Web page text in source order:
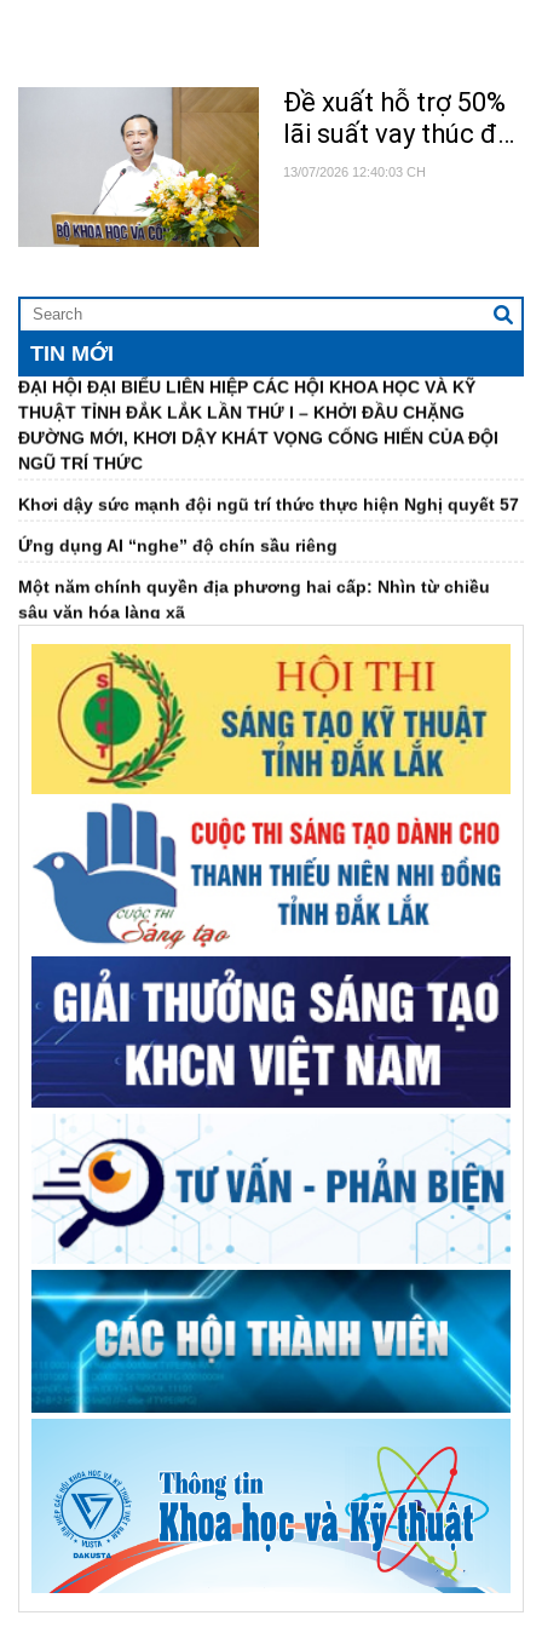
Đề xuất hỗ trợ 50%
lãi suất vay thúc đẩy
doanh nghiệp đổi
13/07/2026 12:40:03 CH
TIN MỚI
Nhân lực số trong chính quyền hai cấp: Vượt rào cản để bứt
Đề xuất hỗ trợ 50% lãi suất vay thúc đẩy doanh nghiệp đổi
mới công nghệ
chức bộ máy, nâng cao chất lượng hoạt động các hội thành
viên
ĐẠI HỘI ĐẠI BIỂU LIÊN HIỆP CÁC HỘI KHOA HỌC VÀ KỸ
THUẬT TỈNH ĐẮK LẮK LẦN THỨ I – KHỞI ĐẦU CHẶNG
ĐƯỜNG MỚI, KHƠI DẬY KHÁT VỌNG CỐNG HIẾN CỦA ĐỘI
NGŨ TRÍ THỨC
sâu văn hóa làng xã
bằng 1/2 hàng nhập
Chuỗi giá trị cà phê xanh sẽ được “giải mã” trong talkshow
sắp phát sóng
Đại hội Hội Dưỡng sinh tâm thể tỉnh khóa IV, nhiệm kỳ 2026-
2031
Đại hội đại biểu Hội Khuyến học tỉnh Đắk Lắk lần thứ I,
nhiệm kỳ 2026 - 2031
Giải mã ‘bài toán khó’ EUDR bằng bản đồ số cà phê Đắk Lắk
Việt Nam đứng thứ 2 Đông Nam Á, thứ 7 thế giới về chuyển
đổi địa chỉ Internet thế hệ mới
Báo chí thời đại số - khi công nghệ song hành cùng tư duy
đổi mới
GS.VS.TSKH Trần Đình Long: Khoa học chỉ thật sự có giá trị
khi đến được với người dân
AILPA – Robot AI hỗ trợ người cao tuổi sống neo đơn
Kiện toàn nhân sự Trung tâm Tư vấn và dịch vụ KHCN tỉnh
Trường Đại học Xây dựng Miền Trung: Kỷ niệm 50 năm ngày
thành lập
Giải pháp tối ưu cho bệnh nhân sỏi đường mật phức tạp
GS.TS Hà Học Trạc, người nâng tầm vị thế trí thức, thủ lĩnh
đức, tài VUSTA
Góp ý Đề án điều chỉnh quy hoạch tỉnh Đắk Lắk thời kỳ
2021-2030, tầm nhìn đến năm 2050
Người dùng băn khoăn xăng E10 tách lớp, chuyên gia hóa
học nói gì?
Tổng kết và trao giải Hội thi Sáng tạo Kỹ thuật tỉnh giai đoạn
2024-2025
Tổ chức tọa đàm nhân Ngày Khoa học và Công nghệ Việt